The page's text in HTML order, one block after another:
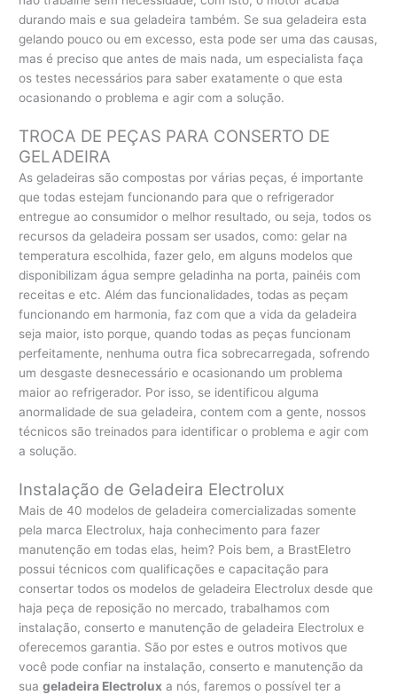
durando mais e sua geladeira também. Se sua geladeira esta
gelando pouco ou em excesso, esta pode ser uma das causas,
mas é preciso que antes de mais nada, um especialista faça
os testes necessários para saber exatamente o que esta
ocasionando o problema e agir com a solução.
TROCA DE PEÇAS PARA CONSERTO DE
GELADEIRA
As geladeiras são compostas por várias peças, é importante
que todas estejam funcionando para que o refrigerador
entregue ao consumidor o melhor resultado, ou seja, todos os
recursos da geladeira possam ser usados, como: gelar na
temperatura escolhida, fazer gelo, em alguns modelos que
disponibilizam água sempre geladinha na porta, painéis com
receitas e etc. Além das funcionalidades, todas as peçam
funcionando em harmonia, faz com que a vida da geladeira
seja maior, isto porque, quando todas as peças funcionam
perfeitamente, nenhuma outra fica sobrecarregada, sofrendo
um desgaste desnecessário e ocasionando um problema
maior ao refrigerador. Por isso, se identificou alguma
anormalidade de sua geladeira, contem com a gente, nossos
técnicos são treinados para identificar o problema e agir com
a solução.
Instalação de Geladeira Electrolux
Mais de 40 modelos de geladeira comercializadas somente
pela marca Electrolux, haja conhecimento para fazer
manutenção em todas elas, heim? Pois bem, a BrastEletro
possui técnicos com qualificações e capacitação para
consertar todos os modelos de geladeira Electrolux desde que
haja peça de reposição no mercado, trabalhamos com
instalação, conserto e manutenção de geladeira Electrolux e
oferecemos garantia. São por estes e outros motivos que
você pode confiar na instalação, conserto e manutenção da
suageladeira Electrolux a nós, faremos o possível ter a